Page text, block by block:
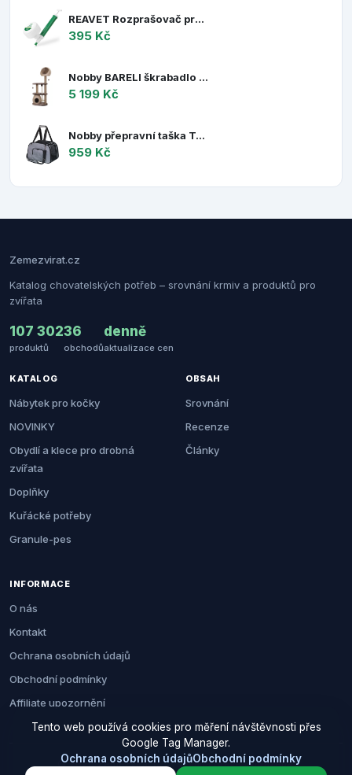
REAVET Rozprašovač prachu (prášku)
395 Kč
Nobby BARELI škrabadlo pro kočky vodní hyacint 170cm
5 199 Kč
Nobby přepravní taška TALI do 7kg šedá 43 x 28 x 28 cm
959 Kč
Zemezvirat.cz
Katalog chovatelských potřeb – srovnání krmiv a produktů pro
zvířata
107 302
produktů
36
obchodů
denně
aktualizace cen
KATALOG
Nábytek pro kočky
NOVINKY
Obydlí a klece pro drobná
zvířata
Doplňky
Kuřácké potřeby
Granule-pes
OBSAH
Srovnání
Recenze
Články
INFORMACE
O nás
Kontakt
Ochrana osobních údajů
Obchodní podmínky
Affiliate upozornění
© 2026 Zemezvirat.cz. Všechna práva vyhrazena.
Tento web používá cookies pro měření návštěvnosti přes
Google Tag Manager.
Ochrana osobních údajůObchodní podmínky